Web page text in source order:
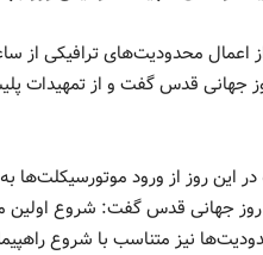
جهانی قدس گفت و از
این روز از ورود موتورسیکلت‌ها
نیز متناسب با شروع